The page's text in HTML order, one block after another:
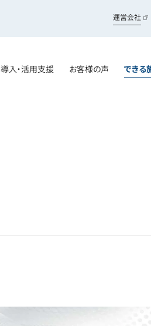
運営会社
導入・活用支援 お客様の声 できる